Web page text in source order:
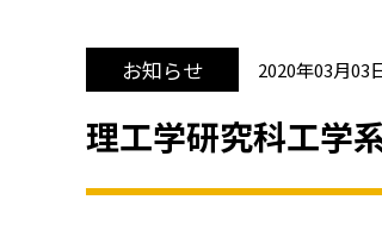
お知らせ 2020年03月03
理工学研究科工学